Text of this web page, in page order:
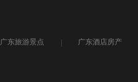
广东旅游景点 广东酒店房产